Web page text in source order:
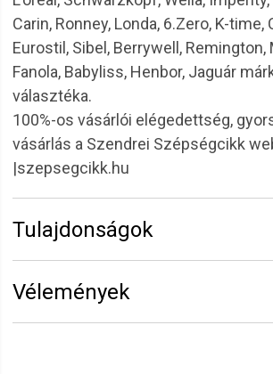
Carin, Ronney, Londa, 6.Zero, K-time,
Eurostil, Sibel, Berrywell, Remington,
Fanola, Babyliss, Henbor, Jaguár
választéka.
100%-os vásárlói elégedettség,
vásárlás a Szendrei Szépségcikk
|szepsegcikk.hu
Tulajdonságok
Vélemények